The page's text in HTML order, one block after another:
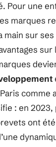
Pour une
marques
main sur
sur
comme
: en 2023,
ont